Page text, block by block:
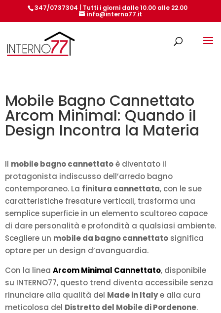
347/0737304 | Tutti i giorni dalle 10.00 alle 22.00
info@interno77.it
Mobile Bagno Cannettato
Arcom Minimal: Quando il
Design Incontra la Materia
Il mobile bagno cannettatoè diventato il
protagonista indiscusso dell’arredo bagno
contemporaneo. La finitura cannettata, con le sue
caratteristiche fresature verticali, trasforma una
semplice superficie in un elemento scultoreo capace
di dare personalità e profondità a qualsiasi ambiente.
Scegliere un mobile da bagno cannettato significa
optare per un design d’avanguardia.
Con la linea Arcom Minimal Cannettato, disponibile
su INTERNO77, questo trend diventa accessibile senza
rinunciare alla qualità del Made in Italye alla cura
meticolosa del Distretto del Mobile di Pordenone.